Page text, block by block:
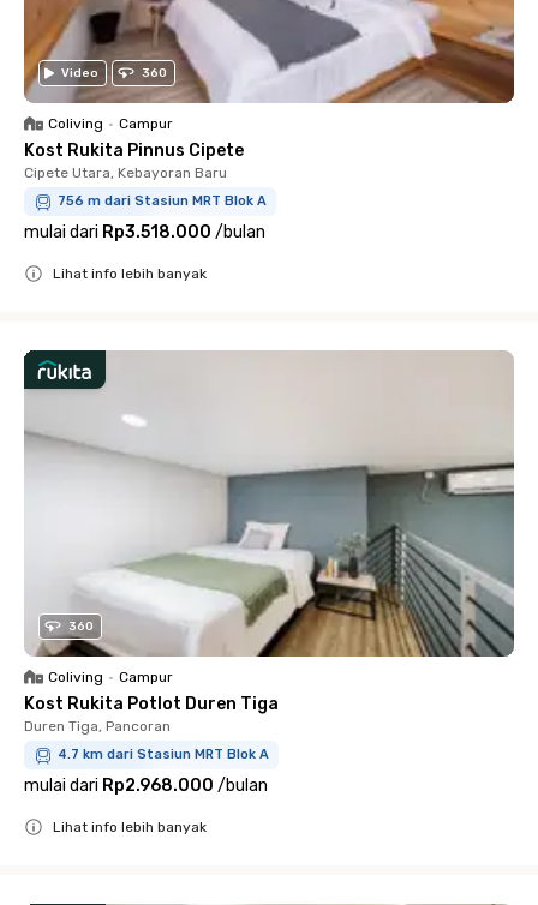
Video 360
Coliving • Campur
Kost Rukita Pinnus Cipete
Cipete Utara, Kebayoran Baru
756 m dari Stasiun MRT Blok A
mulai dari Rp3.518.000 /bulan
Lihat info lebih banyak
360
Coliving • Campur
Kost Rukita Potlot Duren Tiga
Duren Tiga, Pancoran
4.7 km dari Stasiun MRT Blok A
mulai dari Rp2.968.000 /bulan
Lihat info lebih banyak